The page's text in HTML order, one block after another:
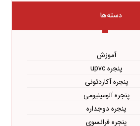
دسته‌ها
آموزش
پنجره upvc
پنجره آکاردئونی
پنجره آلومینیومی
پنجره دوجداره
پنجره فرانسوی